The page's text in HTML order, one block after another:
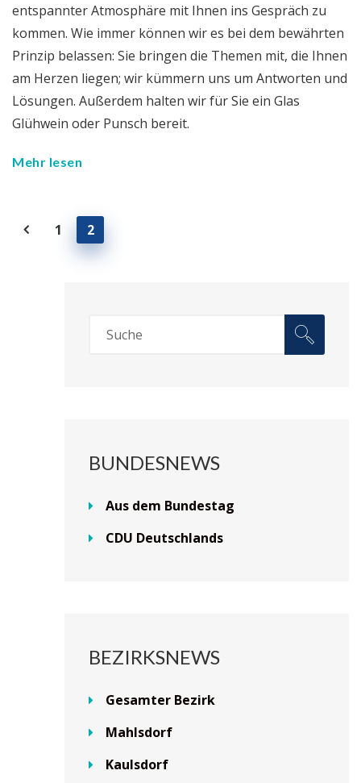
entspannter Atmosphäre mit Ihnen ins Gespräch zu
kommen. Wie immer können wir es bei dem bewährten
Prinzip belassen: Sie bringen die Themen mit, die Ihnen
am Herzen liegen; wir kümmern uns um Antworten und
Lösungen. Außerdem halten wir für Sie ein Glas
Glühwein oder Punsch bereit.
Mehr lesen
1 2
BUNDESNEWS
Aus dem Bundestag
CDU Deutschlands
BEZIRKSNEWS
Gesamter Bezirk
Mahlsdorf
Kaulsdorf